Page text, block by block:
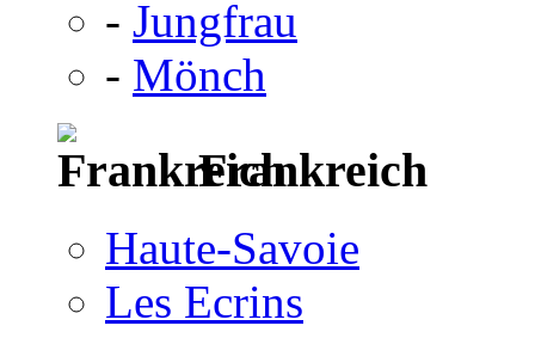
- Jungfrau
- Mönch
Frankreich
Haute-Savoie
Les Ecrins